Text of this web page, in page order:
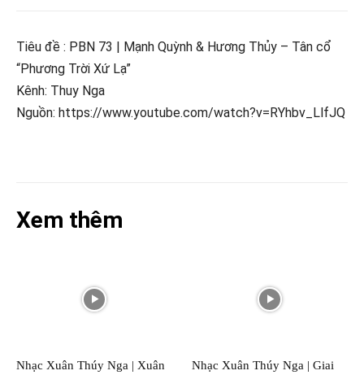
Tiêu đề : PBN 73 | Mạnh Quỳnh & Hương Thủy – Tân cổ
“Phương Trời Xứ Lạ”
Kênh: Thuy Nga
Nguồn: https://www.youtube.com/watch?v=RYhbv_LlfJQ
Xem thêm
Nhạc Xuân Thúy Nga | Xuân
Nhạc Xuân Thúy Nga | Giai